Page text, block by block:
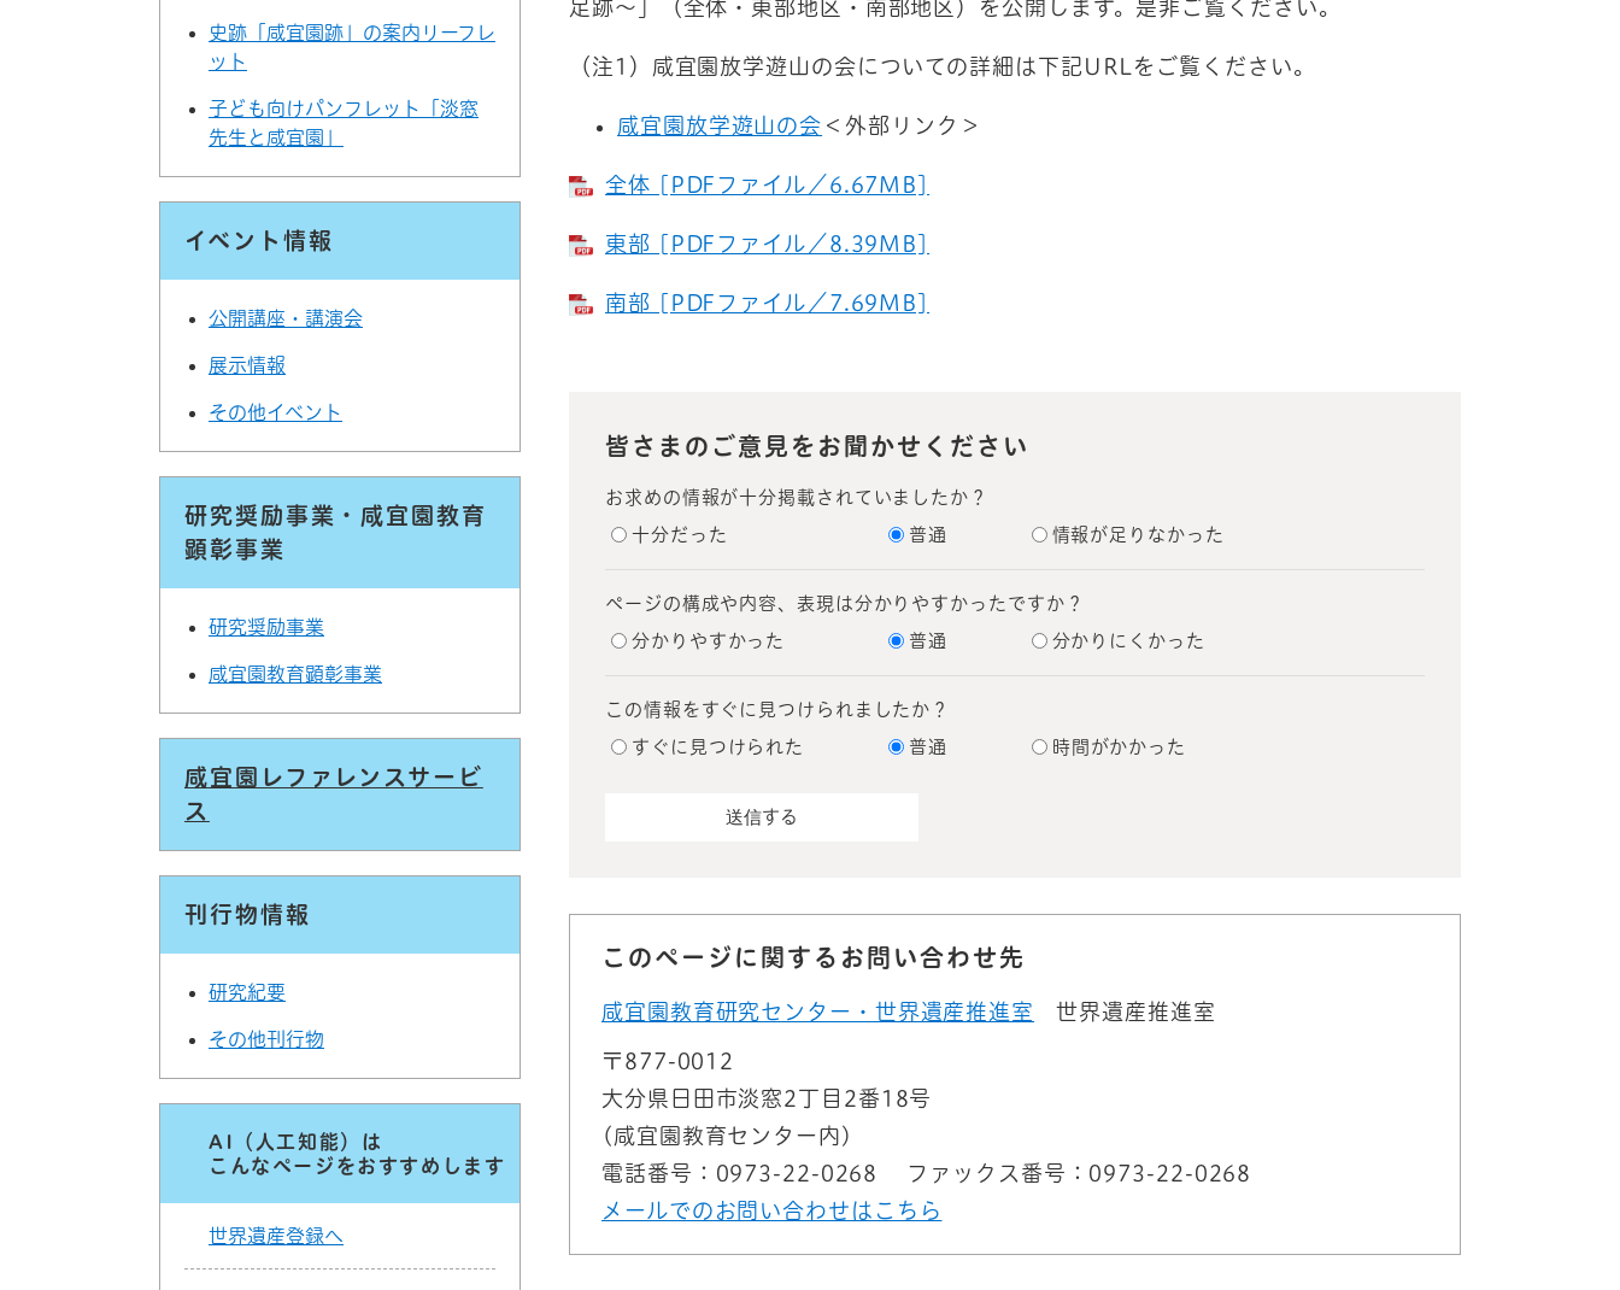
足跡～」（全体・東部地区・南部地区）を公開します。是非ご覧ください。
（注1）咸宜園放学遊山の会についての詳細は下記URLをご覧ください。
咸宜園放学遊山の会 ＜外部リンク＞
全体 [PDFファイル／6.67MB]
東部 [PDFファイル／8.39MB]
南部 [PDFファイル／7.69MB]
皆さまのご意見をお聞かせください
お求めの情報が十分掲載されていましたか？
十分だった 普通 情報が足りなかった
ページの構成や内容、表現は分かりやすかったですか？
分かりやすかった 普通 分かりにくかった
この情報をすぐに見つけられましたか？
すぐに見つけられた 普通 時間がかかった
このページに関するお問い合わせ先
咸宜園教育研究センター・世界遺産推進室 世界遺産推進室
〒877-0012
大分県日田市淡窓2丁目2番18号
(咸宜園教育センター内)
電話番号：0973-22-0268
ファックス番号：0973-22-0268
メールでのお問い合わせはこちら
史跡「咸宜園跡」の案内リーフレ
ット
子ども向けパンフレット「淡窓
先生と咸宜園」
イベント情報
公開講座・講演会
展示情報
その他イベント
研究奨励事業・咸宜園教育
顕彰事業
研究奨励事業
咸宜園教育顕彰事業
咸宜園レファレンスサービ
ス
刊行物情報
研究紀要
その他刊行物
AI（人工知能）は
こんなページをおすすめします
世界遺産登録へ